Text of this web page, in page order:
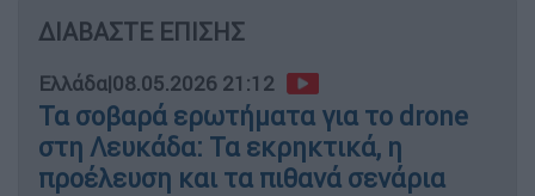
ΔΙΑΒΑΣΤΕ ΕΠΙΣΗΣ
Ελλάδα|08.05.2026 21:12
Τα σοβαρά ερωτήματα για το drone
στη Λευκάδα: Τα εκρηκτικά, η
προέλευση και τα πιθανά σενάρια